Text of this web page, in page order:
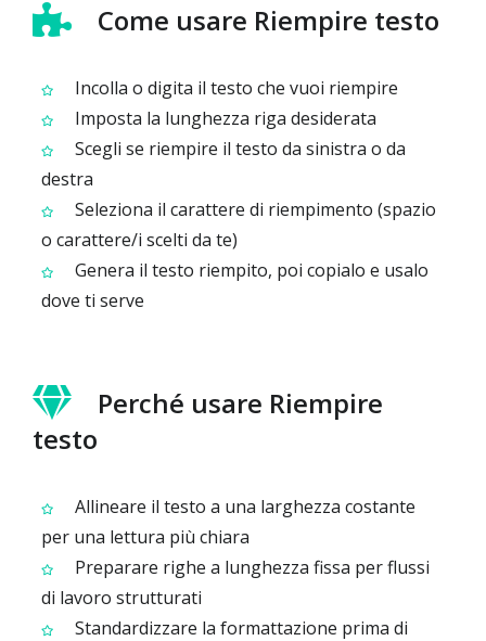
Come usare Riempire testo
Incolla o digita il testo che vuoi riempire
Imposta la lunghezza riga desiderata
Scegli se riempire il testo da sinistra o da
destra
Seleziona il carattere di riempimento (spazio
o carattere/i scelti da te)
Genera il testo riempito, poi copialo e usalo
dove ti serve
Perché usare Riempire
testo
Allineare il testo a una larghezza costante
per una lettura più chiara
Preparare righe a lunghezza fissa per flussi
di lavoro strutturati
Standardizzare la formattazione prima di